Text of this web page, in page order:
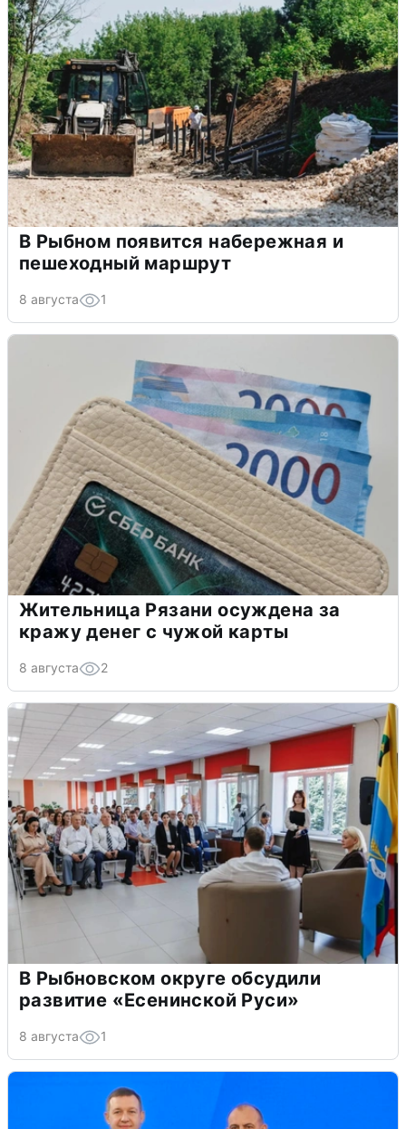
В Рыбном появится набережная и
пешеходный маршрут
8 августа 1
Жительница Рязани осуждена за
кражу денег с чужой карты
8 августа 2
В Рыбновском округе обсудили
развитие «Есенинской Руси»
8 августа 1